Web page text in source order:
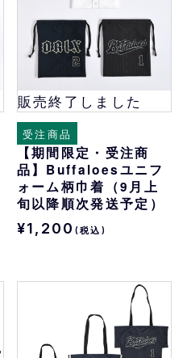
販売終了しました
受注商品
【期間限定・受注商
品】Buffaloesユニフ
ォーム柄巾着（9月上
旬以降順次発送予定）
¥1,200 (税込)